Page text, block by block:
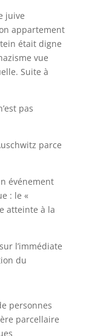
juive
appartement
était digne
vue
Suite à
pas
parce
événement
: le «
atteinte à la
l’immédiate
du
personnes
parcellaire